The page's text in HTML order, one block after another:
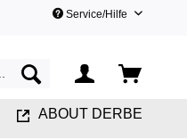
Service/Hilfe
ABOUT DERBE